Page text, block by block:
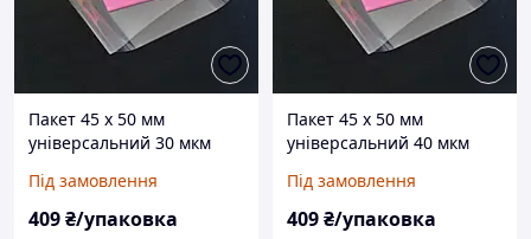
Пакет 45 x 50 мм
універсальний 30 мкм
1000 шт
Під замовлення
409₴/упаковка
Пакет 45 x 50 мм
універсальний 40 мкм
1000 шт
Під замовлення
409₴/упаковка